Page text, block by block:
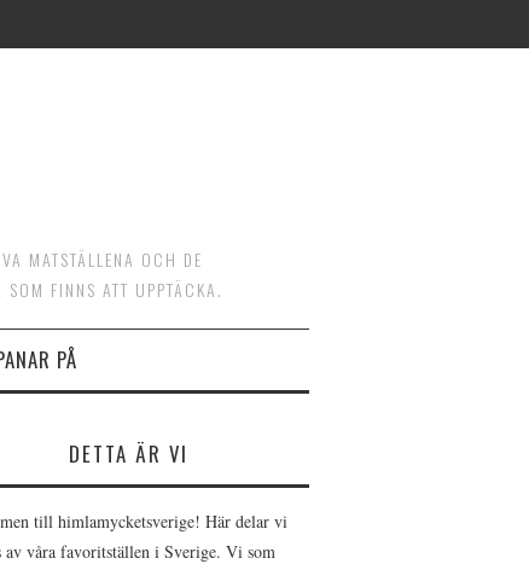
MATSTÄLLENA OCH DE
FINNS ATT UPPTÄCKA.
PÅ
DETTA ÄR VI
till himlamycketsverige! Här delar vi
av våra favoritställen i Sverige. Vi som